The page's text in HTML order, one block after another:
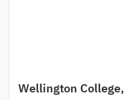
Wellington